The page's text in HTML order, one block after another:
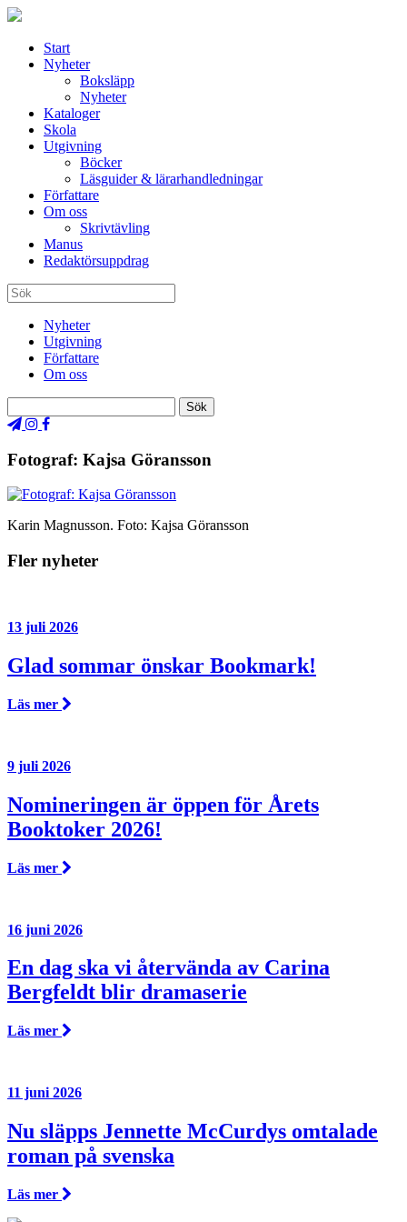
Start
Nyheter
Boksläpp
Nyheter
Kataloger
Skola
Utgivning
Böcker
Läsguider & lärarhandledningar
Författare
Om oss
Skrivtävling
Manus
Redaktörsuppdrag
Nyheter
Utgivning
Författare
Om oss
Fotograf: Kajsa Göransson
Karin Magnusson. Foto: Kajsa Göransson
Fler nyheter
13 juli 2026
Glad sommar önskar Bookmark!
Läs mer
9 juli 2026
Nomineringen är öppen för Årets
Booktoker 2026!
Läs mer
16 juni 2026
En dag ska vi återvända av Carina
Bergfeldt blir dramaserie
Läs mer
11 juni 2026
Nu släpps Jennette McCurdys omtalade
roman på svenska
Läs mer